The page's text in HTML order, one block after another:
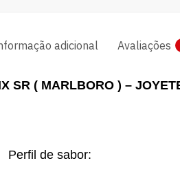
adicional Avaliações
SR ( MARLBORO ) –
Perfil de sabor: